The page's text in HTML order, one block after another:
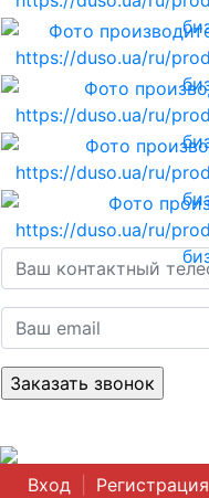
Вход Регистрация